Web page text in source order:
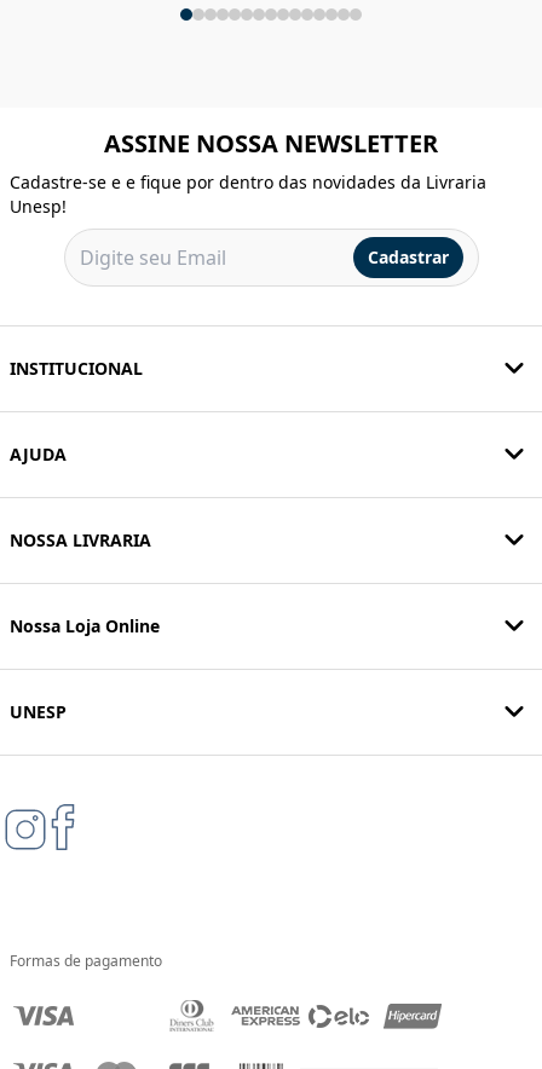
ASSINE NOSSA NEWSLETTER
Cadastre-se e e fique por dentro das novidades da Livraria
Unesp!
Cadastrar
INSTITUCIONAL
AJUDA
NOSSA LIVRARIA
Nossa Loja Online
UNESP
Formas de pagamento